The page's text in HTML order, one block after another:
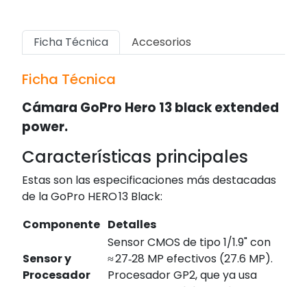
Ficha Técnica Accesorios
Ficha Técnica
Cámara GoPro Hero 13 black extended
power.
Características principales
Estas son las especificaciones más destacadas
de la GoPro HERO 13 Black:
Componente Detalles
Sensor y
Procesador
Sensor CMOS de tipo 1/1.9" con
≈ 27‑28 MP efectivos (27.6 MP).
Procesador GP2, que ya usa